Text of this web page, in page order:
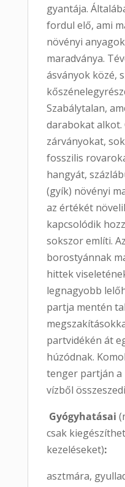
gyantája.
fordul elő, ami
növényi
maradványa.
ásványok közé,
Szabálytalan,
darabokat alkot.
zárványokat,
fosszilis
hangyát,
(gyík) növényi
az értékét
kapcsolódik
sokszor említi.
borostyánnak
hittek
legnagyobb
partja mentén
partvidékén át
húzódnak.
tenger partján a
vízből
Gyógyhatásai
csak
kezeléseket):
asztmára,